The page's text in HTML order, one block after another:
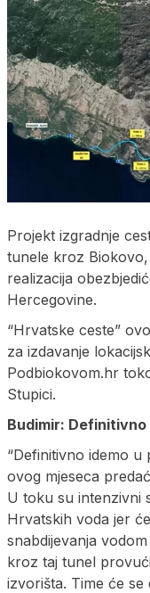
Projekt izgradnje
tunele kroz
realizacija
Hercegovine.
“Hrvatske ceste”
za izdavanje
Podbiokovom.hr
Stupici.
Budimir:
“Definitivno idemo
ovog mjeseca
U toku su intenzivni
Hrvatskih voda jer
snabdijevanja
kroz taj tunel
izvorišta. Time će se